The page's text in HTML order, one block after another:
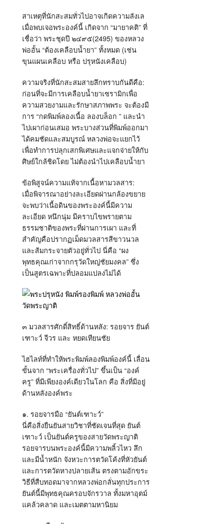
สาเหตุที่นักสะสมทั่วไปอาจเกิดความลังเล
เมื่อพบเจอพระองค์นี้ เกิดจาก “มายาคติ” ที่
เชื่อว่า พระชุดปี ๒๔๙๕(2495) ของหลวง
พ่ออั้น “ต้องเคลือบน้ำยา” ทั้งหมด (เช่น
ขุนแผนเคลือบ หรือ ปรุหนังเคลือบ)
ความจริงที่นักสะสมสายลึกทราบกันดีคือ:
ก่อนที่จะมีการเคลือบน้ำยาเซรามิกเพื่อ
ความสวยงามและรักษาสภาพพระ จะต้องมี
การ “กดพิมพ์ลองเนื้อ ลองบล็อก ” และนำ
ไปเผาก่อนเสมอ พระบางส่วนที่พิมพ์ออกมา
ได้คมชัดและสมบูรณ์ หลวงพ่อจะแยกไว้
เพื่อทำการปลุกเสกพิเศษและแจกจ่ายให้กับ
ศิษย์ใกล้ชิดโดย ไม่ต้องนำไปเคลือบน้ำยา
ข้อพิสูจน์ความแท้จากเนื้อหามวลสาร:
เมื่อพิจารณาอย่างละเอียดผ่านกล้องขยาย
จะพบว่าเนื้อดินของพระองค์นี้มีความ
ละเอียด หนึกนุ่ม มีคราบไขพรายตาม
ธรรมชาติของพระที่ผ่านการเผา และที่
สำคัญคือปรากฏเม็ดมวลสารสีขาวนวล
และส้มกระจายตัวอยู่ทั่วไป นี่คือ “ผง
พุทธคุณเก่าจากกรุวัดใหญ่ชัยมงคล” ซึ่ง
เป็นสูตรเฉพาะที่ปลอมแปลงไม่ได้
๓ มวลสารศักดิ์สิทธิ์ด้านหลัง: รอยจาร ยันต์
เฑาะว์ จีวร และ หยดเทียนชัย
ไฮไลท์ที่ทำให้พระพิมพ์ลองพิมพ์องค์นี้ เลื่อน
ขั้นจาก “พระเครื่องทั่วไป” ขึ้นเป็น “องค์
ครู” ที่มีเพียงองค์เดียวในโลก คือ สิ่งที่มีอยู่
ด้านหลังองค์พระ
๑. รอยจารมือ “ยันต์เฑาะว์”
นี่คือสิ่งยืนยันสายวิชาที่ชัดเจนที่สุด ยันต์
เฑาะว์ เป็นยันต์ครูของสายวัดพระญาติ
รอยจารบนพระองค์นี้มีความพลิ้วไหว ลึก
และมีน้ำหนัก จังหวะการตวัดโค้งที่หัวยันต์
และการตวัดหางปลายเส้น ตรงตามอักขระ
วิธีที่สืบทอดมาจากหลวงพ่อกลั่นทุกประการ
ยันต์นี้มีพุทธคุณครอบจักรวาล ทั้งมหาอุตม์
แคล้วคลาด และเมตตามหานิยม